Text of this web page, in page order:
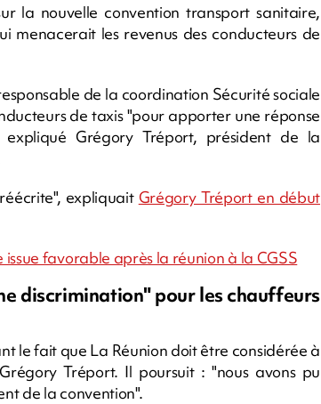
la nouvelle convention transport sanitaire,
menacerait les revenus des conducteurs de
de la coordination Sécurité sociale
de taxis "pour apporter une réponse
Grégory Tréport, président de la
expliquait Grégory Tréport en début
favorable après la réunion à la CGSS
discrimination" pour les chauffeurs
le fait que La Réunion doit être considérée à
Tréport. Il poursuit : "nous avons pu
de la convention".